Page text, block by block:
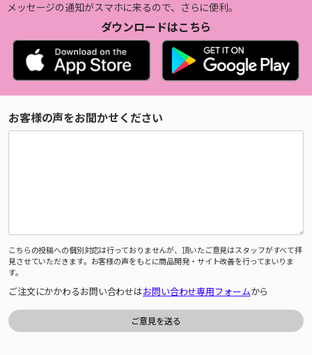
メッセージの通知がスマホに来るので、さらに便利。
ダウンロードはこちら
お客様の声をお聞かせください
こちらの投稿への個別対応は行っておりませんが、頂いたご意見はスタッフがすべて拝
見させていただきます。お客様の声をもとに商品開発・サイト改善を行ってまいりま
す。
ご注文にかかわるお問い合わせはお問い合わせ専用フォームから